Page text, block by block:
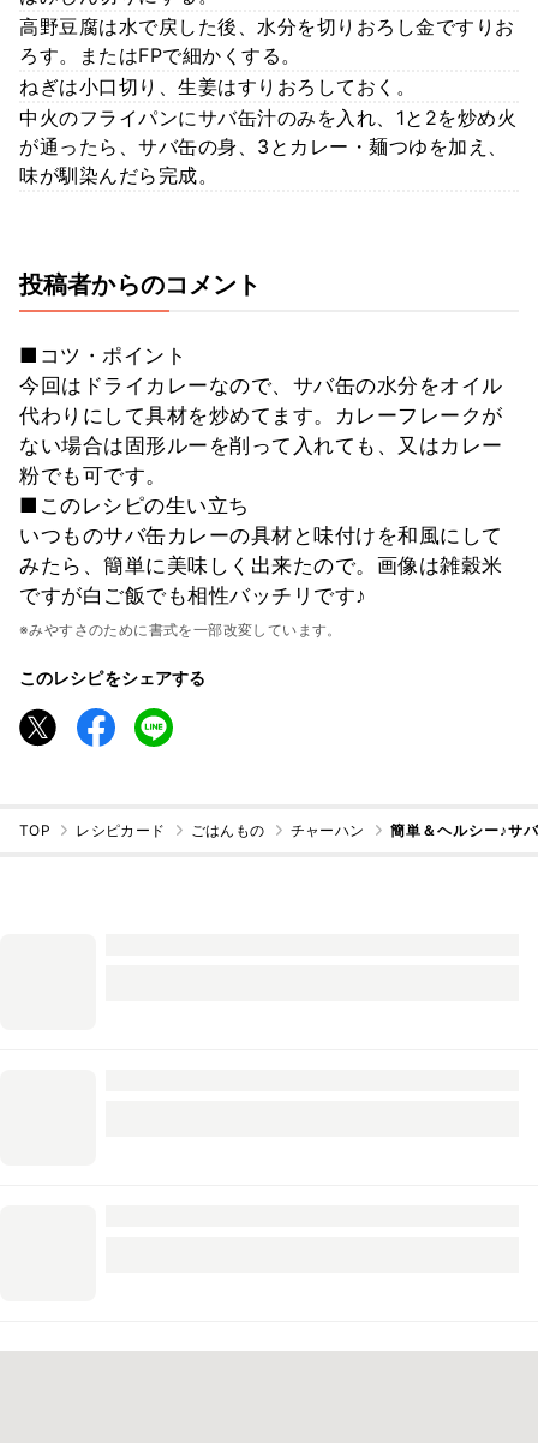
高野豆腐は水で戻した後、水分を切りおろし金ですりお
ろす。またはFPで細かくする。
ねぎは小口切り、生姜はすりおろしておく。
中火のフライパンにサバ缶汁のみを入れ、1と2を炒め火
が通ったら、サバ缶の身、3とカレー・麺つゆを加え、
味が馴染んだら完成。
投稿者からのコメント
■コツ・ポイント
今回はドライカレーなので、サバ缶の水分をオイル
代わりにして具材を炒めてます。カレーフレークが
ない場合は固形ルーを削って入れても、又はカレー
粉でも可です。
■このレシピの生い立ち
いつものサバ缶カレーの具材と味付けを和風にして
みたら、簡単に美味しく出来たので。画像は雑穀米
ですが白ご飯でも相性バッチリです♪
※みやすさのために書式を一部改変しています。
このレシピをシェアする
TOP レシピカード ごはんもの チャーハン 簡単＆ヘルシー♪サ